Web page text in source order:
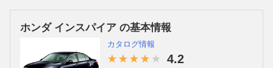
ホンダ インスパイア の基本情報
カタログ情報
4.2